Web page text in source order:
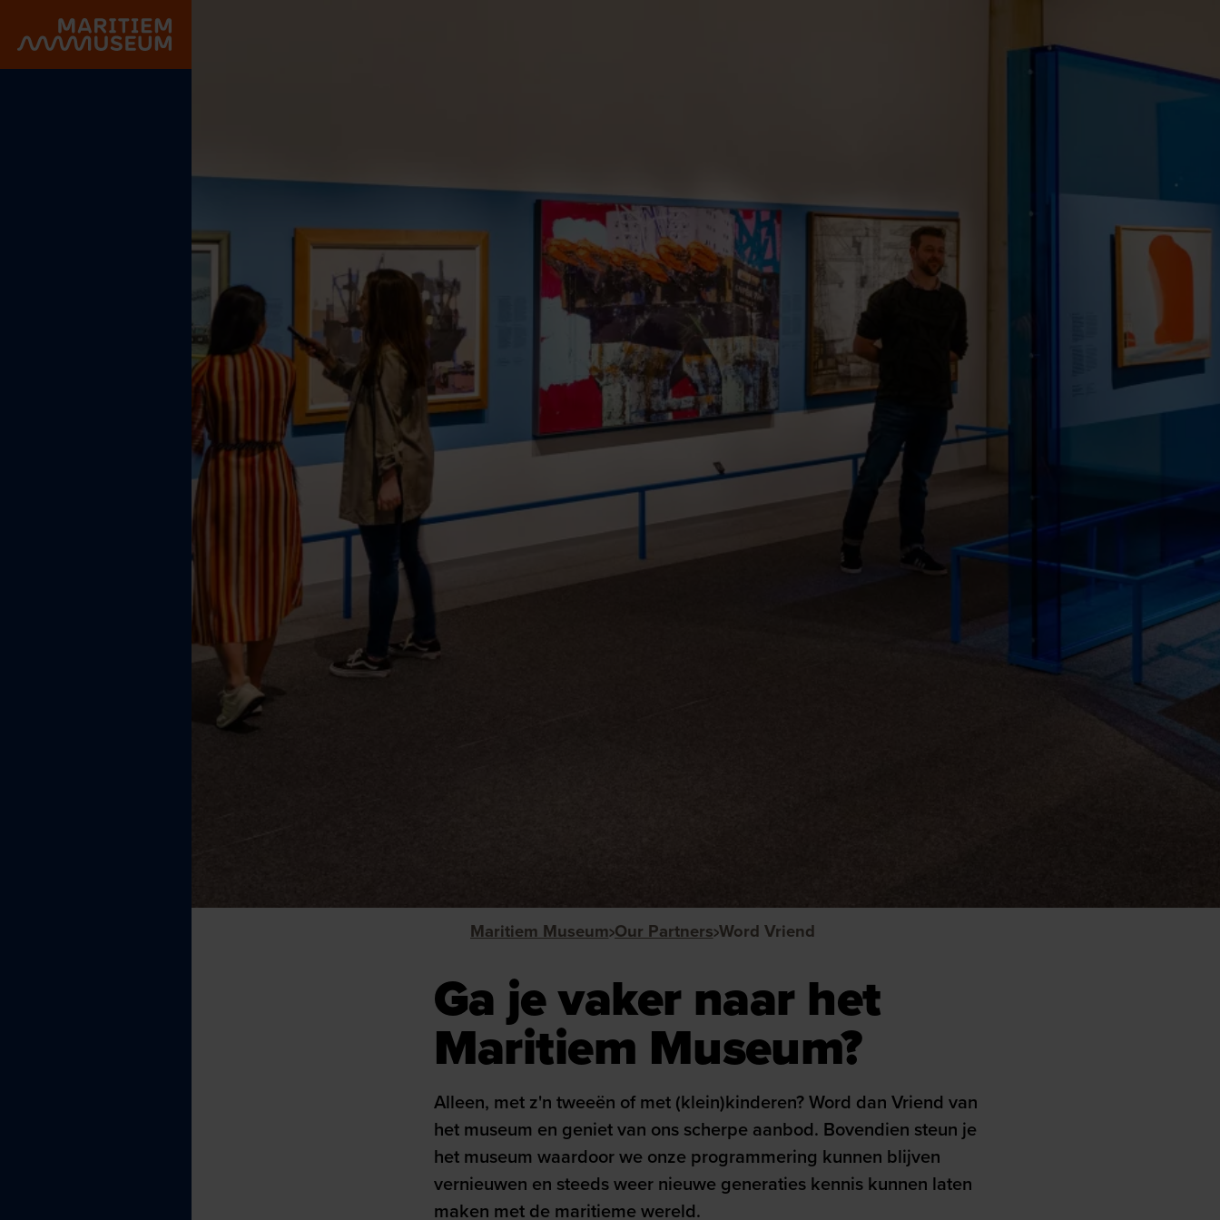
Go to main content
Maritiem Museum Our Partners Word Vriend
Ga je vaker naar het
Maritiem Museum?
Alleen, met z'n tweeën of met (klein)kinderen? Word dan Vriend van
het museum en geniet van ons scherpe aanbod. Bovendien steun je
het museum waardoor we onze programmering kunnen blijven
vernieuwen en steeds weer nieuwe generaties kennis kunnen laten
maken met de maritieme wereld.